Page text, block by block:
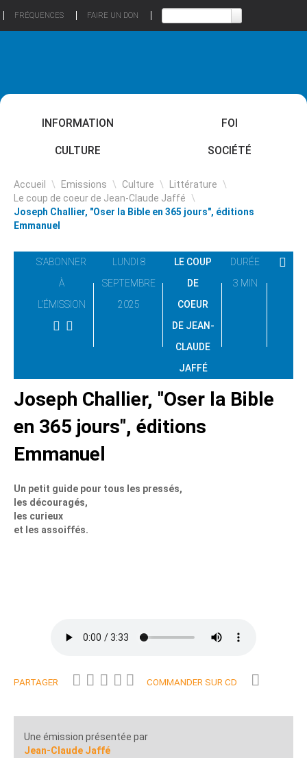
FRÉQUENCES FAIRE UN DON
INFORMATION FOI
CULTURE SOCIÉTÉ
Accueil \ Emissions \ Culture \ Littérature \
Le coup de coeur de Jean-Claude Jaffé \
Joseph Challier, "Oser la Bible en 365 jours", éditions
Emmanuel
S'ABONNER
À
L'ÉMISSION
LUNDI 8
SEPTEMBRE
2025
LE COUP
DE
COEUR
DE JEAN-
CLAUDE
JAFFÉ
DURÉE
3 MIN
Joseph Challier, "Oser la Bible
en 365 jours", éditions
Emmanuel
Un petit guide pour tous les pressés,
les découragés,
les curieux
et les assoiffés.
PARTAGER COMMANDER SUR CD
Une émission présentée par
Jean-Claude Jaffé